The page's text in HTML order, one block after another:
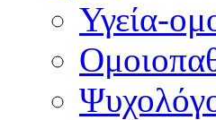
Υγεία-